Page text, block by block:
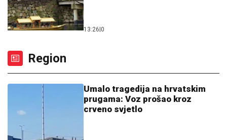
13:26 0
Region
Umalo tragedija na hrvatskim
prugama: Voz prošao kroz
crveno svjetlo